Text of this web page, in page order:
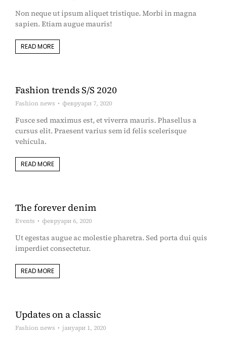
Non neque ut ipsum aliquet tristique. Morbi in magna
sapien. Etiam augue mauris!
READ MORE
Fashion trends S/S 2020
Fashion news февруари 7, 2020
Fusce sed maximus est, et viverra mauris. Phasellus a
cursus elit. Praesent varius sem id felis scelerisque
vehicula.
READ MORE
The forever denim
Events февруари 6, 2020
Ut egestas augue ac molestie pharetra. Sed porta dui quis
imperdiet consectetur.
READ MORE
Updates on a classic
Fashion news јануари 1, 2020